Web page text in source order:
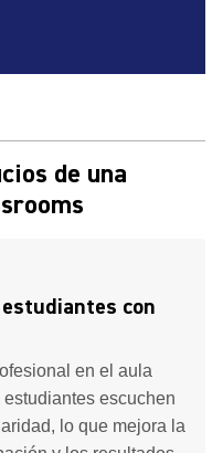
de una
con
en el aula
escuchen
lo que mejora la